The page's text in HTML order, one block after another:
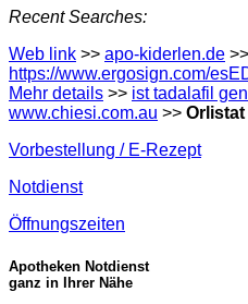
Recent Searches:
Web link >> apo-kiderlen.de >>
https://www.ergosign.com/
Mehr details >> ist tadalafil
www.chiesi.com.au >>
Vorbestellung / E-Rezept
Notdienst
Öffnungszeiten
Apotheken Notdienst
ganz in Ihrer Nähe